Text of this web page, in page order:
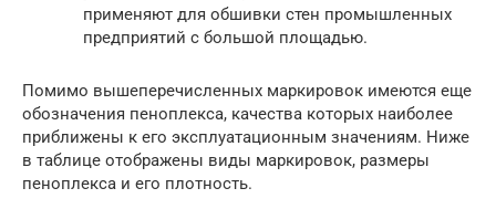
применяют для обшивки стен промышленных
предприятий с большой площадью.
Помимо вышеперечисленных маркировок имеются еще
обозначения пеноплекса, качества которых наиболее
приближены к его эксплуатационным значениям. Ниже
в таблице отображены виды маркировок, размеры
пеноплекса и его плотность.